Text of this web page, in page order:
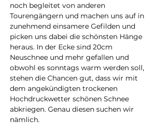
noch begleitet von anderen
Tourengängern und machen uns auf in
zunehmend einsamere Gefilden und
picken uns dabei die schönsten Hänge
heraus. In der Ecke sind 20cm
Neuschnee und mehr gefallen und
obwohl es sonntags warm werden soll,
stehen die Chancen gut, dass wir mit
dem angekündigten trockenen
Hochdruckwetter schönen Schnee
abkriegen. Genau diesen suchen wir
nämlich.